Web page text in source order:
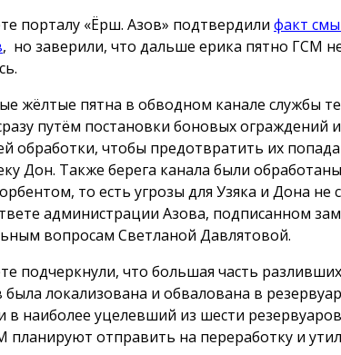
порталу «Ёрш. Азов» подтвердили факт
, но заверили, что дальше ерика пятно ГСМ
жёлтые пятна в обводном канале службы
путём постановки боновых ограждений и
обработки, чтобы предотвратить их
Дон. Также берега канала были обработаны
то есть угрозы для Узяка и Дона не
администрации Азова, подписанном
вопросам Светланой Давлятовой.
подчеркнули, что большая часть
локализована и обвалована в
в наиболее уцелевший из шести
отправить на переработку и